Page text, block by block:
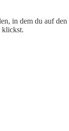
in dem du auf den
klickst.